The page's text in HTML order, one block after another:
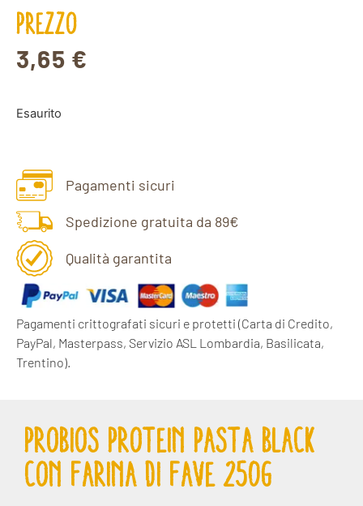
PREZZO
3,65 €
Esaurito
Pagamenti sicuri
Spedizione gratuita da 89€
Qualità garantita
Pagamenti crittografati sicuri e protetti (Carta di Credito,
PayPal, Masterpass, Servizio ASL Lombardia, Basilicata,
Trentino).
PROBIOS PROTEIN PASTA BLACK
CON FARINA DI FAVE 250G